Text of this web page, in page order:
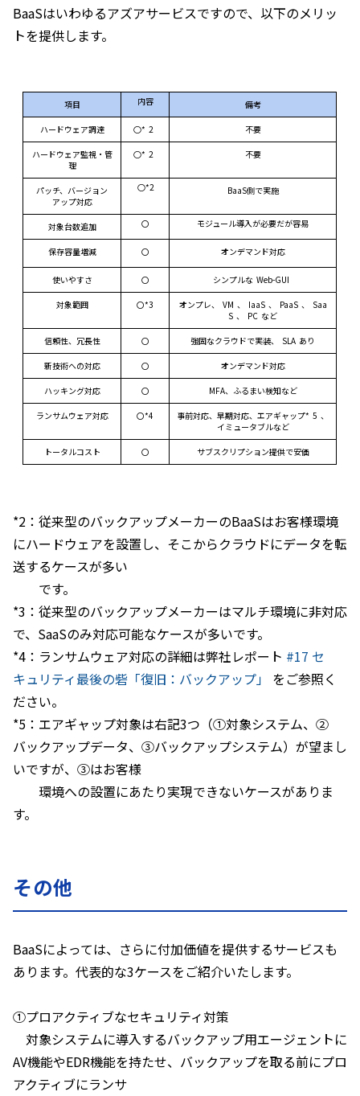
BaaSはいわゆるアズアサービスですので、以下のメリッ
トを提供します。
項目 内容 備考
ハードウェア調達 ○* 2 不要
ハードウェア監視・管
理
○* 2 不要
パッチ、バージョン
アップ対応
○*2 BaaS側で実施
対象台数追加 〇 モジュール導入が必要だが容易
保存容量増減 〇 オンデマンド対応
使いやすさ 〇 シンプルな Web-GUI
対象範囲 〇*3 オンプレ、 VM 、 IaaS 、 PaaS 、
Saa
S 、 PC など
信頼性、冗長性 〇 強固なクラウドで実装、 SLA あり
新技術への対応 〇 オンデマンド対応
ハッキング対応 〇 MFA、ふるまい検知など
ランサムウェア対応 〇*4 事前対応、早期対応、エアギャップ* 5 、
イミュータブルなど
トータルコスト 〇 サブスクリプション提供で安価
*2： 従来型のバックアップメーカーのBaaSはお客様環境
にハードウェアを設置し、そこからクラウドにデータを転
送するケースが多い
です。
*3 ：従来型のバックアップメーカーはマルチ環境に非対応
で、 SaaSのみ対応可能なケースが多いです。
*4 ：ランサムウェア対応の詳細は弊社レポート #17 セ
キュリティ最後の砦「復旧：バックアップ」
をご参照く
ださい。
*5： エアギャップ対象は右記3つ（①対象システム、②
バックアップデータ、③バックアップシステム）が望まし
いですが、③はお客様
環境への設置にあたり実現できないケースがありま
す。
その他
BaaSによっては、さらに付加価値を提供するサービスも
あります。代表的な3ケースをご紹介いたします。
①プロアクティブなセキュリティ対策
対象システムに導入するバックアップ用エージェントに
AV機能やEDR機能を持たせ、バックアップを取る前にプロ
アクティブにランサ